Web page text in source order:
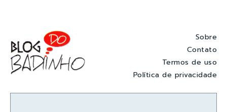
Sobre
Contato
Termos de uso
Política de privacidade